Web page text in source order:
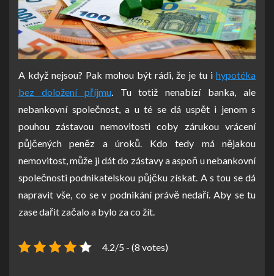
A když nejsou? Pak mohou být rádi, že je tu i hypotéka
bez doložení příjmu. Tu totiž nenabízí banka, ale
nebankovní společnost, a u té se dá uspět i jenom s
pouhou zástavou nemovitosti coby zárukou vrácení
půjčených peněz a úroků. Kdo tedy má nějakou
nemovitost, může ji dát do zástavy a aspoň u nebankovní
společnosti podnikatelskou půjčku získat. A s tou se dá
napravit vše, co se v podnikání právě nedaří. Aby se tu
zase dařit začalo a bylo za co žít.
4.2/5 - (8 votes)